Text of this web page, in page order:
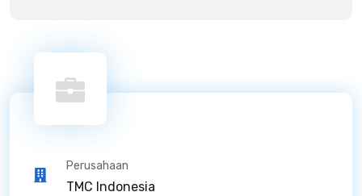
Perusahaan
TMC Indonesia